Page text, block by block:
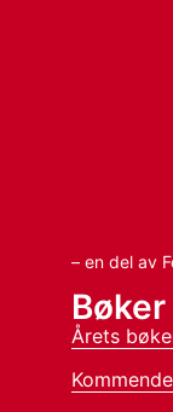
– en del av
Bøker
Årets